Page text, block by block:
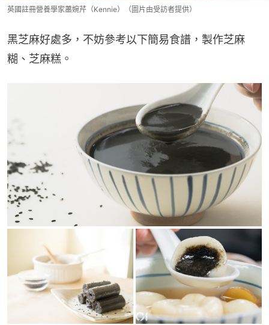
英國註冊營養學家蕭婉芹（Kennie）（圖片由受訪者提供）
黑芝麻好處多，不妨參考以下簡易食譜，製作芝麻
糊、芝麻糕。